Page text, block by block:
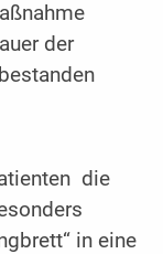
der
die
in eine